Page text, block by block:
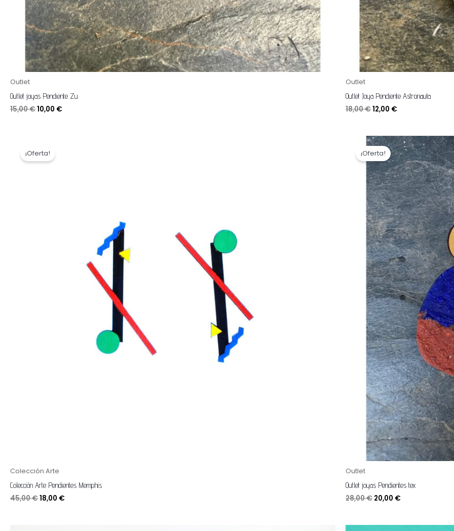
Outlet
Outlet joyas Pendiente Zu
15,00€10,00 €
Outlet
Outlet Joya Pendiente Astronauta
18,00€12,00 €
¡Oferta!
Colección Arte
Colección Arte Pendientes Memphis
45,00€
original
era:
18,00 €
¡Oferta!
Outlet
Outlet joyas Pendientes tex
28,00€
El
precio
original
era:
28,00 €.
20,00 €
El
precio
actual
es:
20,00 €.